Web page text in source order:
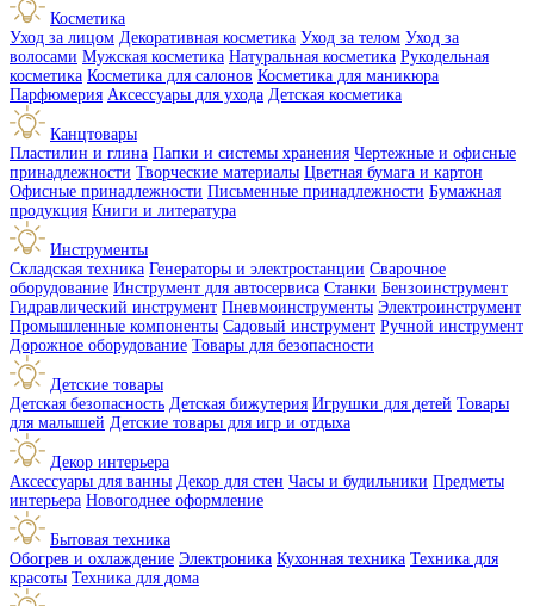
Косметика
Уход за лицом Декоративная косметика Уход за телом Уход за
волосами Мужская косметика Натуральная косметика Рукодельная
косметика Косметика для салонов Косметика для маникюра
Парфюмерия Аксессуары для ухода Детская косметика
Канцтовары
Пластилин и глина Папки и системы хранения Чертежные и офисные
принадлежности Творческие материалы Цветная бумага и картон
Офисные принадлежности Письменные принадлежности Бумажная
продукция Книги и литература
Инструменты
Складская техника Генераторы и электростанции Сварочное
оборудование Инструмент для автосервиса Станки Бензоинструмент
Гидравлический инструмент Пневмоинструменты Электроинструмент
Промышленные компоненты Садовый инструмент Ручной инструмент
Дорожное оборудование Товары для безопасности
Детские товары
Детская безопасность Детская бижутерия Игрушки для детей Товары
для малышей Детские товары для игр и отдыха
Декор интерьера
Аксессуары для ванны Декор для стен Часы и будильники Предметы
интерьера Новогоднее оформление
Бытовая техника
Обогрев и охлаждение Электроника Кухонная техника Техника для
красоты Техника для дома